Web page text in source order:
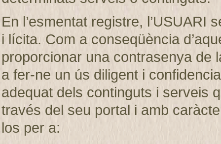
En l’esmentat registre, l’USUARI
i lícita. Com a conseqüència
proporcionar una contrasenya de
a fer-ne un ús diligent i
adequat dels continguts i serveis
través del seu portal i amb
los per a: